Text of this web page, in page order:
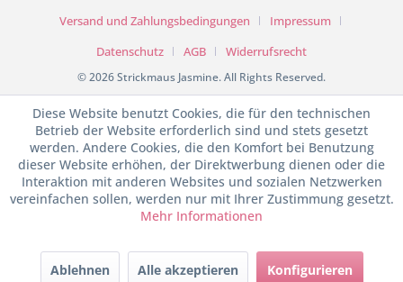
Versand und Zahlungsbedingungen
Impressum
Datenschutz
AGB Widerrufsrecht
© 2026 Strickmaus Jasmine. All Rights Reserved.
Diese Website benutzt Cookies, die für den technischen
Betrieb der Website erforderlich sind und stets gesetzt
werden. Andere Cookies, die den Komfort bei Benutzung
dieser Website erhöhen, der Direktwerbung dienen oder die
Interaktion mit anderen Websites und sozialen Netzwerken
vereinfachen sollen, werden nur mit Ihrer Zustimmung gesetzt.
Mehr Informationen
Ablehnen Alle akzeptieren Konfigurieren
SEHR GUT (4.97 / 5)
aus198Bewertungen bei: shopvote.de ⓘ
Informationen zur Echtheit der Bewertungen